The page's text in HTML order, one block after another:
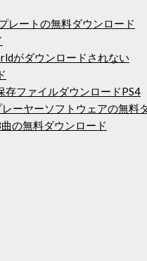
レートの無料ダウンロード
がダウンロードされない
存ファイルダウンロードPS4
ーヤーソフトウェアの無料
の無料ダウンロード